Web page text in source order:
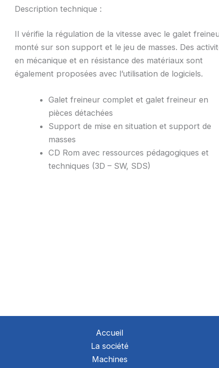
Description technique :
Il vérifie la régulation de la vitesse avec le galet
monté sur son support et le jeu de masses. Des
en mécanique et en résistance des matériaux sont
également proposées avec l’utilisation de logiciels.
Galet freineur complet et galet freineur en
pièces détachées
Support de mise en situation et support de
masses
CD Rom avec ressources pédagogiques et
techniques (3D – SW, SDS)
Accueil
La société
Machines